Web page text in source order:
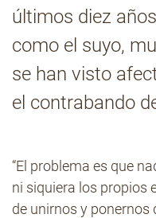
Contacto
últimos diez
como el suyo,
se han visto
el contrabando
“El problema es que
ni siquiera los propios
de unirnos y ponernos